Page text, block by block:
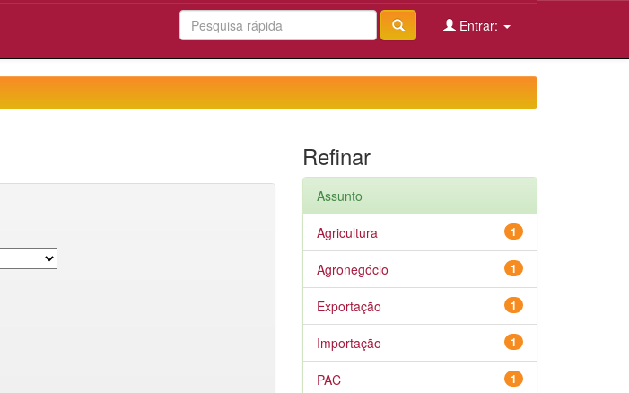
Entrar:
Refinar
Assunto
1
Agricultura
1
Agronegócio
1
Exportação
1
Importação
1
PAC